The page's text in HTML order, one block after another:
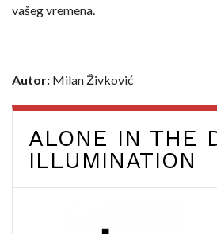
vašeg vremena.
Autor: Milan Živković
ALONE IN THE
ILLUMINATION